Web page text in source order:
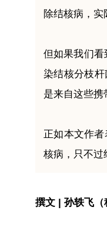
除结核病，
但如果我们
染结核分枝
是来自这些携
正如本文作者
核病，只不过
撰文 | 孙轶飞（